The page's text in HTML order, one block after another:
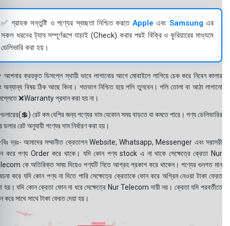
✅ গ্রাহক সন্তুষ্টি ও পণ্যের স্বচ্ছতা নিশ্চিত করতেApple এবংSamsung এর
সকল ধরনের ট্যাব সম্পূর্ণরূপে যাচাই (Check) করার পরই বিক্রি ও কুরিয়ারের মাধ্যমে
ডেলিভারি করা হয়।
ক্রয়কৃত ডিসপ্লে স্থায়ী ভাবে লাগানোর আগে মোবাইলে লাগিয়ে চেক করে নিবেন কালার
অন্যান্য বিষয় ঠিক আছে কিনা। শতভাগ নিশ্চিত হয়ে পলি তুলবেন। পলি তোলা বা আঠা লাগানো
❌Warranty প্রদান করা হয় না।
রেট কম বেশির জন্য পণ্যের দাম যেকোন সময় বাড়তে বা কমতে পারে। পণ্য ডেলিভারির
ডলার রেট অনুযায়ী পণ্যের দাম নির্ধারণ করা হয়।
দ্রঃ- আমাদের সম্মানীত ক্রেতাগন Website, Whatsapp, Messenger এবং সরাসরী
করে পণ্য Order করে থাকে। যদি কোন পণ্য stock এ না থাকে সেক্ষেত্রে ক্রেতা Nur
কে অতিরিক্ত সময় দিয়েও পণ্যটি নিতে আগ্রহ প্রকাশ করে থাকেন। পণ্যের গুনগত মান
করে যদি কোন পণ্য না দিতে পারি সেক্ষেত্রে ক্রেতাকে ফোন করে অগ্রিম নেওয়া টাকা ফেরত
হয়। যদি কোন ক্রেতা ফোন না ধরে সেক্ষেত্রে Nur Telecom দায়ী নয়। ক্রেতা যদি পরবর্তীতে
করে সাথে সাথে টাকা ফেরত দেয়া হয়।